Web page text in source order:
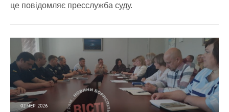
це повідомляє пресслужба суду.
02 ЧЕР 2026